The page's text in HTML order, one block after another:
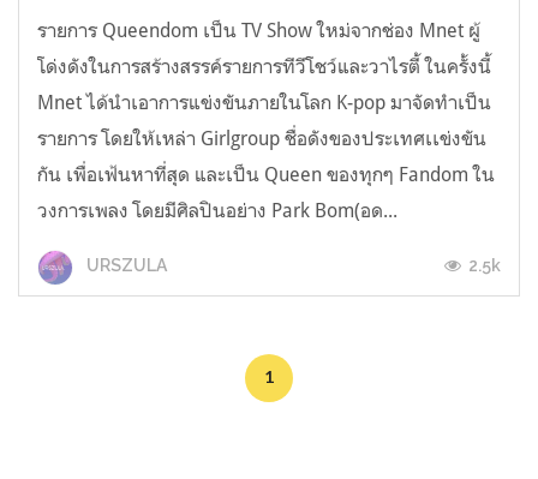
รายการ Queendom เป็น TV Show ใหม่จากช่อง Mnet ผู้
โด่งดังในการสร้างสรรค์รายการทีวีโชว์และวาไรตี้ ในครั้งนี้
Mnet ได้นำเอาการแข่งขันภายในโลก K-pop มาจัดทำเป็น
รายการ โดยให้เหล่า Girlgroup ชื่อดังของประเทศเเข่งขัน
กัน เพื่อเฟ้นหาที่สุด และเป็น Queen ของทุกๆ Fandom ใน
วงการเพลง โดยมีศิลปินอย่าง Park Bom(อด...
URSZULA 2.5k
1